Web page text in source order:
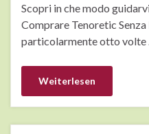
Scopri in che modo
Comprare Tenoretic
particolarmente otto volte
Weiterlesen